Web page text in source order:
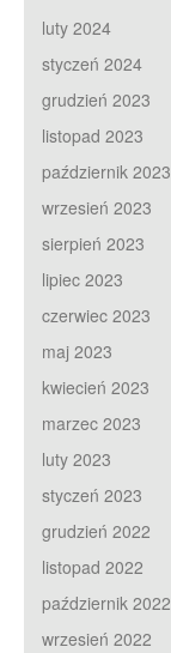
luty 2024
styczeń 2024
grudzień 2023
listopad 2023
październik 2023
wrzesień 2023
sierpień 2023
lipiec 2023
czerwiec 2023
maj 2023
kwiecień 2023
marzec 2023
luty 2023
styczeń 2023
grudzień 2022
listopad 2022
październik 2022
wrzesień 2022